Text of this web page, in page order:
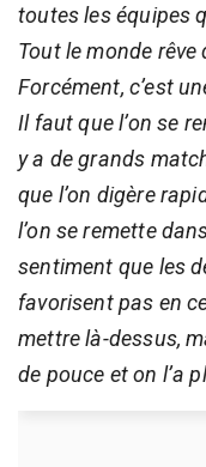
toutes les équipes
Tout le monde rêve
Forcément, c’est
Il faut que l’on se
y a de grands
que l’on digère
l’on se remette
sentiment que les
favorisent pas en
mettre là-dessus,
de pouce et on l’a